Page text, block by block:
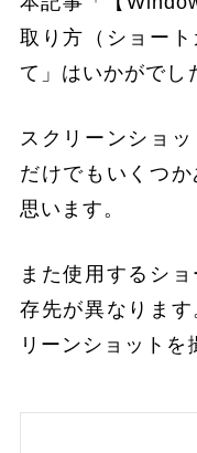
取り方（ショー
て」はいかがでし
スクリーンショ
だけでもいくつ
思います。
また使用するシ
存先が異なりま
リーンショットを